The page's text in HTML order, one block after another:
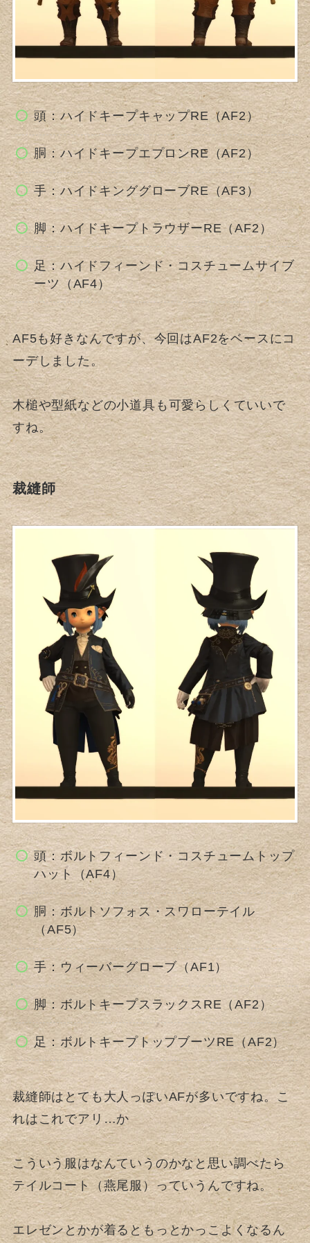
頭：ハイドキープキャップRE（AF2）
胴：ハイドキープエプロンRE（AF2）
手：ハイドキンググローブRE（AF3）
脚：ハイドキープトラウザーRE（AF2）
足：ハイドフィーンド・コスチュームサイブ
ーツ（AF4）
AF5も好きなんですが、今回はAF2をベースにコ
ーデしました。
木槌や型紙などの小道具も可愛らしくていいで
すね。
裁縫師
頭：ボルトフィーンド・コスチュームトップ
ハット（AF4）
胴：ボルトソフォス・スワローテイル
（AF5）
手：ウィーバーグローブ（AF1）
脚：ボルトキープスラックスRE（AF2）
足：ボルトキープトップブーツRE（AF2）
裁縫師はとても大人っぽいAFが多いですね。こ
れはこれでアリ…か
こういう服はなんていうのかなと思い調べたら
テイルコート（燕尾服）っていうんですね。
エレゼンとかが着るともっとかっこよくなるん